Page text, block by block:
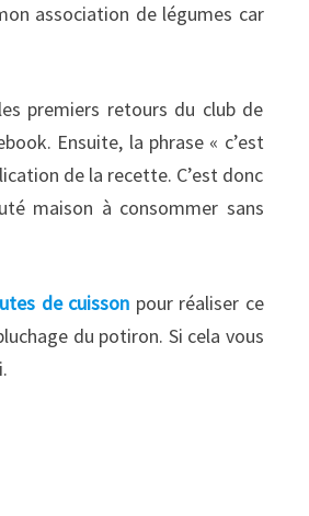
association de légumes car
premiers retours du club de
Ensuite, la phrase « c’est
de la recette. C’est donc
maison à consommer sans
de cuisson pour réaliser ce
du potiron. Si cela vous